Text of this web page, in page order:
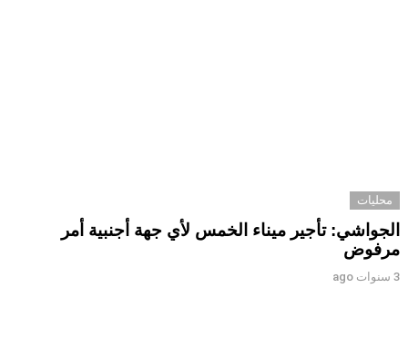
محليات
الجواشي: تأجير ميناء الخمس لأي جهة أجنبية أمر
مرفوض
3 سنوات ago